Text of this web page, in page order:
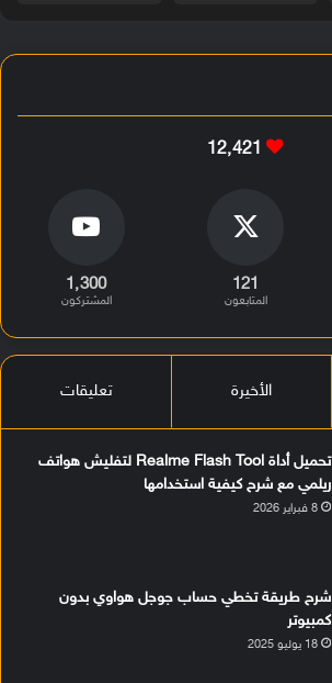
12٬421
121
المتابعون
1٬300
المشتركون
الأخيرة تعليقات
تحميل أداة Realme Flash Tool لتفليش هواتف
ريلمي مع شرح كيفية استخدامها
8 فبراير 2026
شرح طريقة تخطي حساب جوجل هواوي بدون
كمبيوتر
18 يوليو 2025